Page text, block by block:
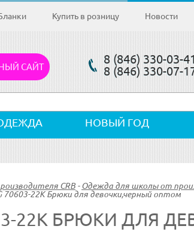
Купить в розницу Новости
САЙТ
8 (846) 330-03-41
8 (846) 330-07-
НОВЫЙ ГОД
CRB - Одежда для школы от
70603-22K Брюки для девочки,черный оптом
22K БРЮКИ ДЛЯ